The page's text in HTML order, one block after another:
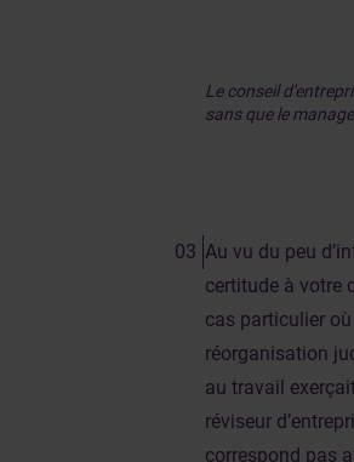
Le conseil
sans que le
Au vu du peu
certitude à votre
cas particulier
réorganisation
au travail
réviseur
correspond pas